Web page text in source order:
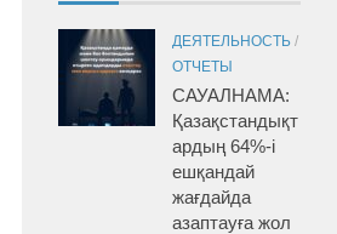
ДЕЯТЕЛЬНОСТЬ /
ОТЧЕТЫ
САУАЛНАМА:
Қазақстандықт
ардың 64%-і
ешқандай
жағдайда
азаптауға жол